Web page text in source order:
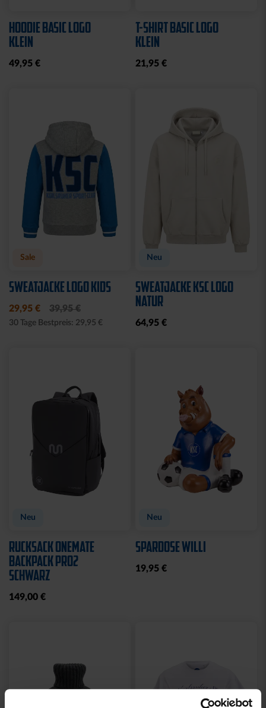
HOODIE BASIC LOGO
KLEIN
49,95 €
T-SHIRT BASIC LOGO
KLEIN
21,95 €
Sale
SWEATJACKE LOGO KIDS
29,95 € 39,95 €
30 Tage Bestpreis: 29,95 €
Neu
SWEATJACKE KSC LOGO
NATUR
64,95 €
Neu
RUCKSACK ONEMATE
BACKPACK PRO2
SCHWARZ
149,00 €
Neu
SPARDOSE WILLI
19,95 €